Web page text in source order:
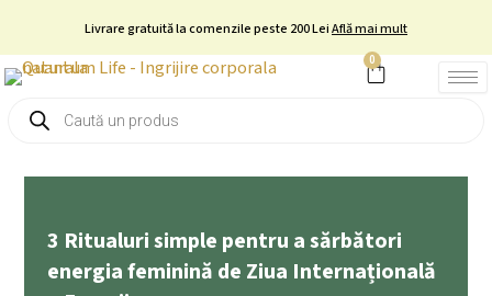
content
Livrare gratuită la comenzile peste 200 LeiAflă mai mult
0
search
3 Ritualuri simple pentru a sărbători
energia feminină de Ziua Internațională